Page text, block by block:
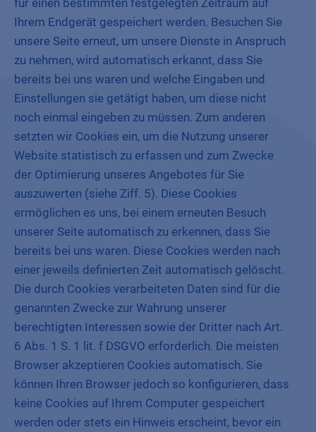
für einen bestimmten festgelegten Zeitraum auf
Ihrem Endgerät gespeichert werden. Besuchen Sie
unsere Seite erneut, um unsere Dienste in Anspruch
zu nehmen, wird automatisch erkannt, dass Sie
bereits bei uns waren und welche Eingaben und
Einstellungen sie getätigt haben, um diese nicht
noch einmal eingeben zu müssen. Zum anderen
setzten wir Cookies ein, um die Nutzung unserer
Website statistisch zu erfassen und zum Zwecke
der Optimierung unseres Angebotes für Sie
auszuwerten (siehe Ziff. 5). Diese Cookies
ermöglichen es uns, bei einem erneuten Besuch
unserer Seite automatisch zu erkennen, dass Sie
bereits bei uns waren. Diese Cookies werden nach
einer jeweils definierten Zeit automatisch gelöscht.
Die durch Cookies verarbeiteten Daten sind für die
genannten Zwecke zur Wahrung unserer
berechtigten Interessen sowie der Dritter nach Art.
6 Abs. 1 S. 1 lit. f DSGVO erforderlich. Die meisten
Browser akzeptieren Cookies automatisch. Sie
können Ihren Browser jedoch so konfigurieren, dass
keine Cookies auf Ihrem Computer gespeichert
werden oder stets ein Hinweis erscheint, bevor ein